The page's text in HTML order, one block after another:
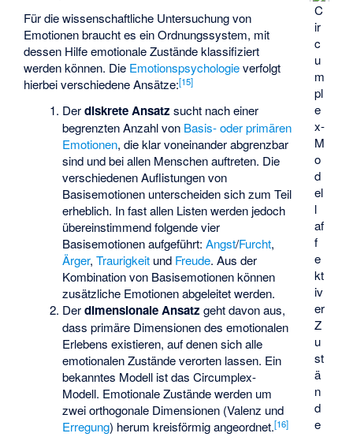
C
ir
c
u
m
pl
e
x-
M
o
d
el
l
af
f
e
kt
iv
er
Z
u
st
ä
n
d
e
Für die wissenschaftliche Untersuchung von
Emotionen braucht es ein Ordnungssystem, mit
dessen Hilfe emotionale Zustände klassifiziert
werden können. Die Emotionspsychologieverfolgt
hierbei verschiedene Ansätze:[15]
Derdiskrete Ansatz sucht nach einer
begrenzten Anzahl von Basis- oder primären
Emotionen, die klar voneinander abgrenzbar
sind und bei allen Menschen auftreten. Die
verschiedenen Auflistungen von
Basisemotionen unterscheiden sich zum Teil
erheblich. In fast allen Listen werden jedoch
übereinstimmend folgende vier
Basisemotionen aufgeführt:Angst/Furcht,
Ärger,Traurigkeit und Freude. Aus der
Kombination von Basisemotionen können
zusätzliche Emotionen abgeleitet werden.
Derdimensionale Ansatz geht davon aus,
dass primäre Dimensionen des emotionalen
Erlebens existieren, auf denen sich alle
emotionalen Zustände verorten lassen. Ein
bekanntes Modell ist das Circumplex-
Modell. Emotionale Zustände werden um
zwei orthogonale Dimensionen (Valenz und
Erregung) herum kreisförmig angeordnet.[16]